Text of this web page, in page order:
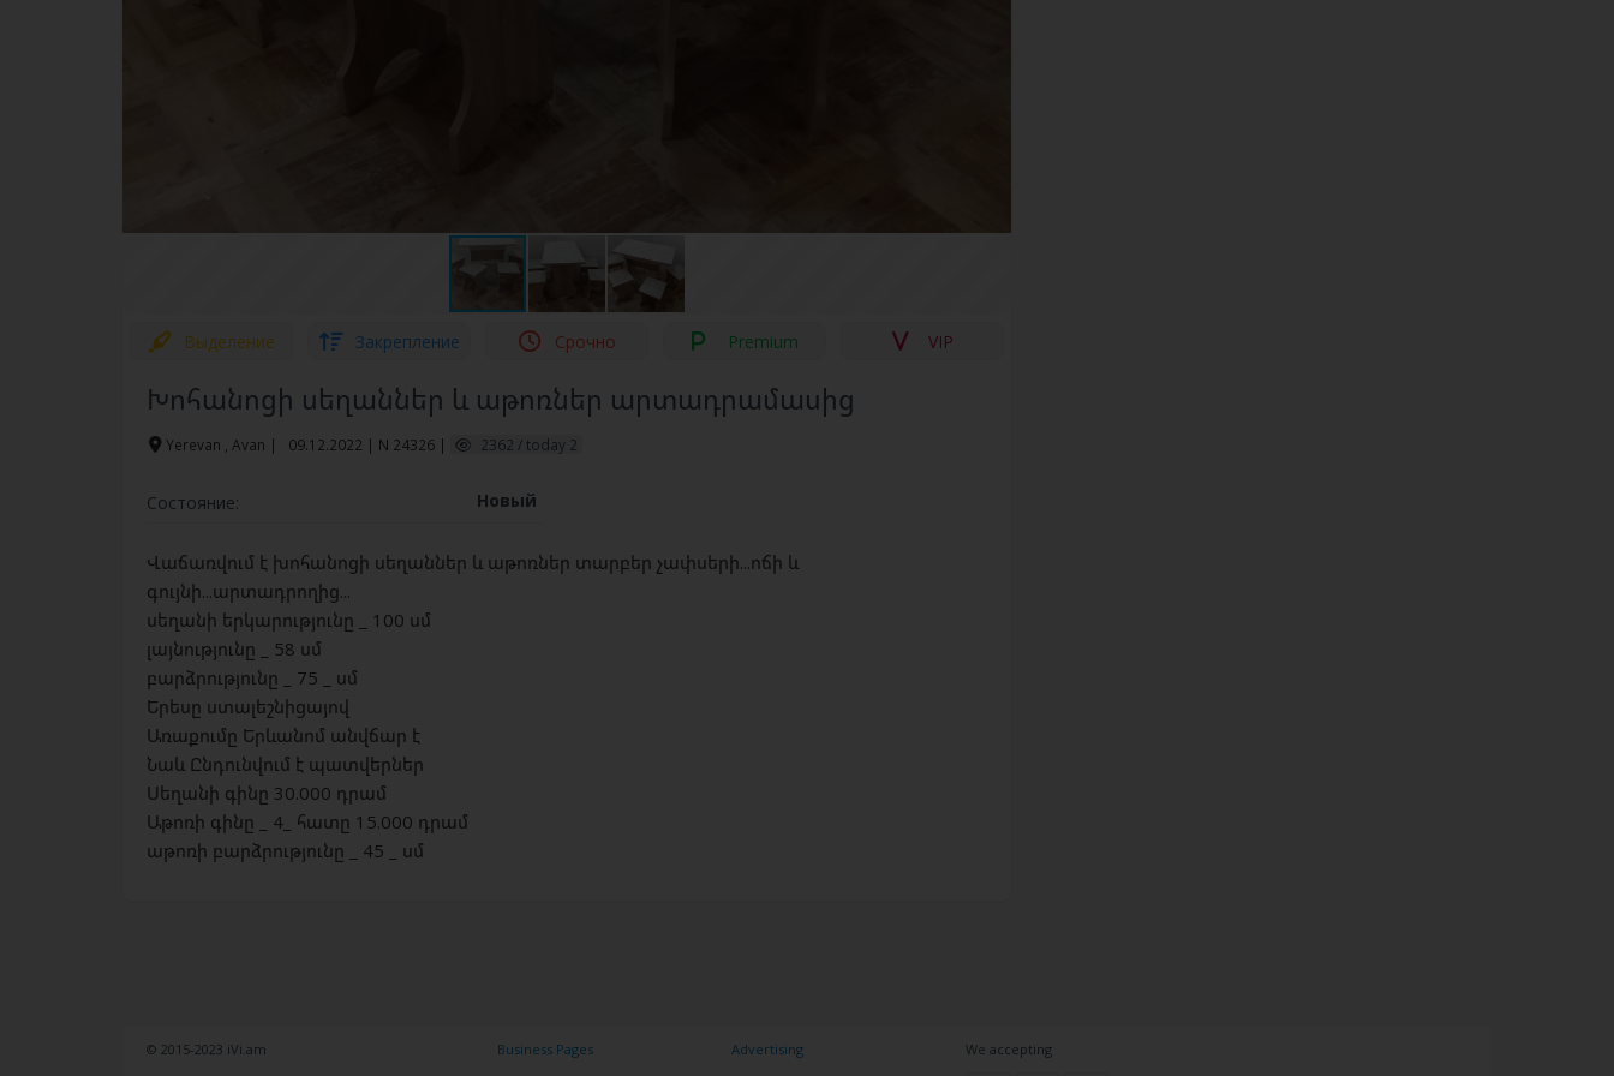
Выделение Закрепление Срочно Premium VIP
Խոհանոցի սեղաններ և աթոռներ արտադրամասից
Yerevan , Avan | 09.12.2022 | N 24326 | 2362 / today 2
Состояние: Новый
Վաճառվում է խոհանոցի սեղաններ և աթոռներ տարբեր չափսերի...ոճի և
գույնի...արտադրողից...
սեղանի երկարությունը _ 100 սմ
լայնությունը _ 58 սմ
բարձրությունը _ 75 _ սմ
Երեսը ստալեշնիցայով
Առաքումը Երևանոմ անվճար է
Նաև Ընդունվում է պատվերներ
Սեղանի գինը 30.000 դրամ
Աթոռի գինը _ 4_ հատը 15.000 դրամ
աթոռի բարձրությունը _ 45 _ սմ
© 2015-2023 iVi.am
Business Pages
Advertising
We accepting